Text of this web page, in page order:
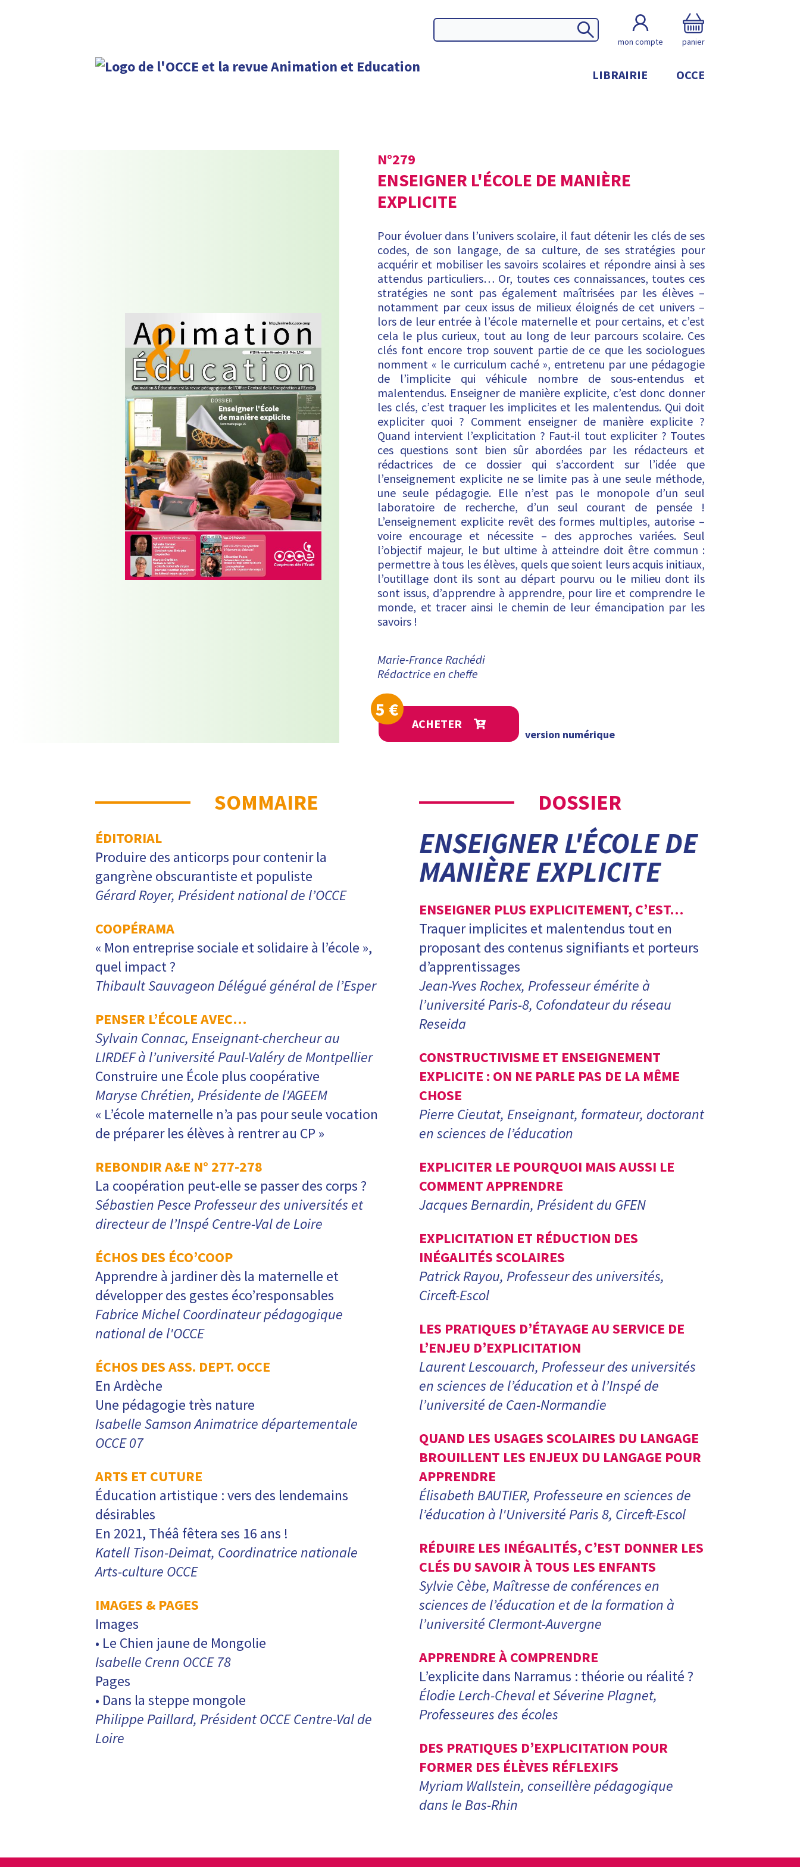
mon compte panier
LIBRAIRIE OCCE
N°279
ENSEIGNER L'ÉCOLE DE MANIÈRE
EXPLICITE
Pour évoluer dans l’univers scolaire, il faut détenir les clés de ses
codes, de son langage, de sa culture, de ses stratégies pour
acquérir et mobiliser les savoirs scolaires et répondre ainsi à ses
attendus particuliers… Or, toutes ces connaissances, toutes ces
stratégies ne sont pas également maîtrisées par les élèves –
notamment par ceux issus de milieux éloignés de cet univers –
lors de leur entrée à l’école maternelle et pour certains, et c’est
cela le plus curieux, tout au long de leur parcours scolaire. Ces
clés font encore trop souvent partie de ce que les sociologues
nomment « le curriculum caché », entretenu par une pédagogie
de l’implicite qui véhicule nombre de sous-entendus et
malentendus. Enseigner de manière explicite, c’est donc donner
les clés, c’est traquer les implicites et les malentendus. Qui doit
expliciter quoi ? Comment enseigner de manière explicite ?
Quand intervient l’explicitation ? Faut-il tout expliciter ? Toutes
ces questions sont bien sûr abordées par les rédacteurs et
rédactrices de ce dossier qui s’accordent sur l’idée que
l’enseignement explicite ne se limite pas à une seule méthode,
une seule pédagogie. Elle n’est pas le monopole d’un seul
laboratoire de recherche, d’un seul courant de pensée !
L’enseignement explicite revêt des formes multiples, autorise –
voire encourage et nécessite – des approches variées. Seul
l’objectif majeur, le but ultime à atteindre doit être commun :
permettre à tous les élèves, quels que soient leurs acquis initiaux,
l’outillage dont ils sont au départ pourvu ou le milieu dont ils
sont issus, d’apprendre à apprendre, pour lire et comprendre le
monde, et tracer ainsi le chemin de leur émancipation par les
savoirs !
Marie-France Rachédi
Rédactrice en cheffe
5 €
ACHETER
version numérique
SOMMAIRE
ÉDITORIAL
Produire des anticorps pour contenir la
gangrène obscurantiste et populiste
Gérard Royer, Président national de l’OCCE
COOPÉRAMA
« Mon entreprise sociale et solidaire à l’école »,
quel impact ?
Thibault Sauvageon Délégué général de l’Esper
PENSER L’ÉCOLE AVEC…
Sylvain Connac, Enseignant-chercheur au
LIRDEF à l’université Paul-Valéry de Montpellier
Construire une École plus coopérative
Maryse Chrétien, Présidente de l'AGEEM
« L’école maternelle n’a pas pour seule vocation
de préparer les élèves à rentrer au CP »
REBONDIR A&E N° 277-278
La coopération peut-elle se passer des corps ?
Sébastien Pesce Professeur des universités et
directeur de l’Inspé Centre-Val de Loire
ÉCHOS DES ÉCO’COOP
Apprendre à jardiner dès la maternelle et
développer des gestes éco’responsables
Fabrice Michel Coordinateur pédagogique
national de l'OCCE
ÉCHOS DES ASS. DEPT. OCCE
En Ardèche
Une pédagogie très nature
Isabelle Samson Animatrice départementale
OCCE 07
ARTS ET CUTURE
Éducation artistique : vers des lendemains
désirables
En 2021, Théâ fêtera ses 16 ans !
Katell Tison-Deimat, Coordinatrice nationale
Arts-culture OCCE
IMAGES & PAGES
Images
• Le Chien jaune de Mongolie
Isabelle Crenn OCCE 78
Pages
• Dans la steppe mongole
Philippe Paillard, Président OCCE Centre-Val de
Loire
DOSSIER
ENSEIGNER L'ÉCOLE DE
MANIÈRE EXPLICITE
ENSEIGNER PLUS EXPLICITEMENT, C’EST…
Traquer implicites et malentendus tout en
proposant des contenus signifiants et porteurs
d’apprentissages
Jean-Yves Rochex, Professeur émérite à
l’université Paris-8, Cofondateur du réseau
Reseida
CONSTRUCTIVISME ET ENSEIGNEMENT
EXPLICITE : ON NE PARLE PAS DE LA MÊME
CHOSE
Pierre Cieutat, Enseignant, formateur, doctorant
en sciences de l’éducation
EXPLICITER LE POURQUOI MAIS AUSSI LE
COMMENT APPRENDRE
Jacques Bernardin, Président du GFEN
EXPLICITATION ET RÉDUCTION DES
INÉGALITÉS SCOLAIRES
Patrick Rayou, Professeur des universités,
Circeft-Escol
LES PRATIQUES D’ÉTAYAGE AU SERVICE DE
L’ENJEU D’EXPLICITATION
Laurent Lescouarch, Professeur des universités
en sciences de l’éducation et à l’Inspé de
l’université de Caen-Normandie
QUAND LES USAGES SCOLAIRES DU LANGAGE
BROUILLENT LES ENJEUX DU LANGAGE POUR
APPRENDRE
Élisabeth BAUTIER, Professeure en sciences de
l’éducation à l'Université Paris 8, Circeft-Escol
RÉDUIRE LES INÉGALITÉS, C’EST DONNER LES
CLÉS DU SAVOIR À TOUS LES ENFANTS
Sylvie Cèbe, Maîtresse de conférences en
sciences de l’éducation et de la formation à
l’université Clermont-Auvergne
APPRENDRE À COMPRENDRE
L’explicite dans Narramus : théorie ou réalité ?
Élodie Lerch-Cheval et Séverine Plagnet,
Professeures des écoles
DES PRATIQUES D’EXPLICITATION POUR
FORMER DES ÉLÈVES RÉFLEXIFS
Myriam Wallstein, conseillère pédagogique
dans le Bas-Rhin